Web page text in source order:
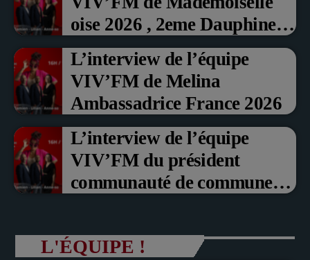
oise 2026 , 2eme Dauphine et
Prix du Public , Marche aux
fruits rouge Noyon 2026
L’interview de l’équipe
VIV’FM de Melina
Ambassadrice France 2026
L’interview de l’équipe
VIV’FM du président
communauté de communes
président com de com
L'ÉQUIPE !